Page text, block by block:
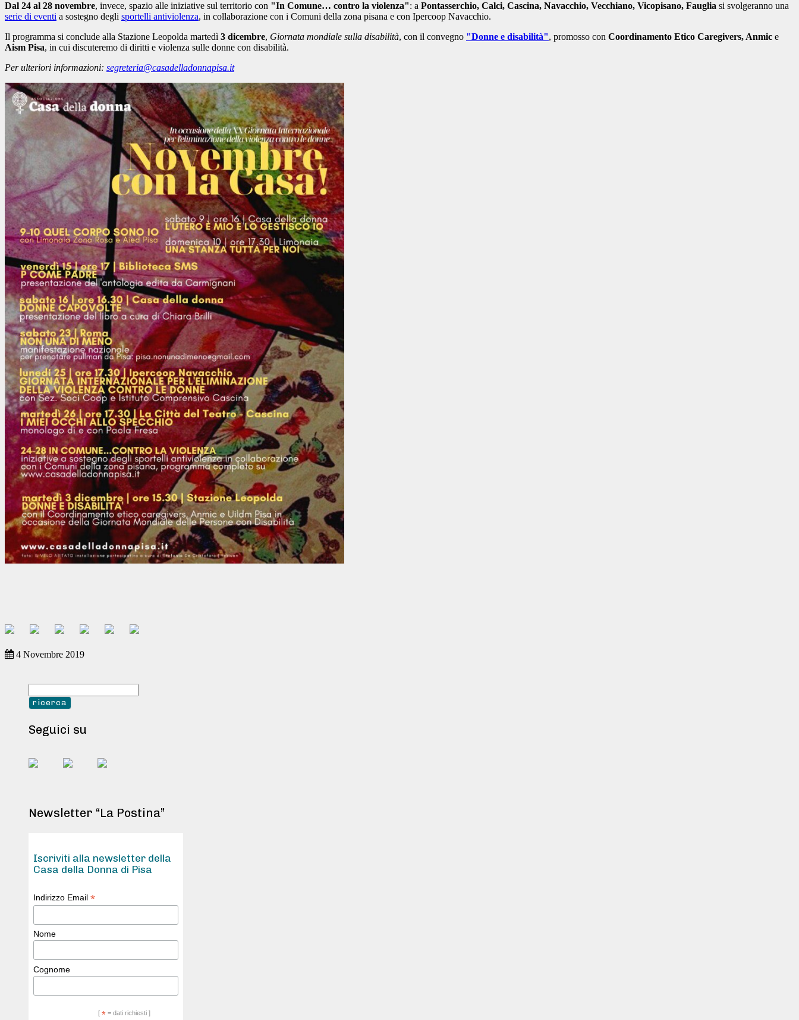
Dal 24 al 28 novembre, invece, spazio alle iniziative sul territorio con "In Comune… contro la violenza": a Pontasserchio, Calci, Cascina, Navacchio, Vecchiano, Vicopisano, Fauglia si svolgeranno una
serie di eventi a sostegno degli sportelli antiviolenza, in collaborazione con i Comuni della zona pisana e con Ipercoop Navacchio.
Il programma si conclude alla Stazione Leopolda martedì 3 dicembre, Giornata mondiale sulla disabilità, con il convegno "Donne e disabilità", promosso con Coordinamento Etico Caregivers, Anmic e
Aism Pisa, in cui discuteremo di diritti e violenza sulle donne con disabilità.
Per ulteriori informazioni: segreteria@casadelladonnapisa.it
4 Novembre 2019
Seguici su
Newsletter “La Postina”
Iscriviti alla newsletter della
Casa della Donna di Pisa
Indirizzo Email *
Nome
Cognome
[ *= dati richiesti ]